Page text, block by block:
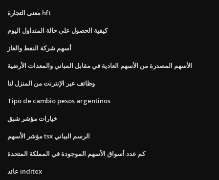
معنى التجارة hft
كيفية الحصول على حالة المتداول اليوم
أسهم شركة النفط والغاز
الأسهم المصدرة من الأسهم العادية في مقابل المباني والمعدات الأرضية
وظائف عبر الإنترنت من المنزل لنا
Tipo de cambio pesos argentinos
خيارات مؤشر شبق
مؤشر الأسهم tsx الرسم البياني
كم عدد أسواق الأسهم الموجودة في المملكة المتحدة
عائد inditex